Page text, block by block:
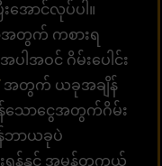
အောင်လုပ်ပါ။
ာ်အတွက် ကစားရ
ါအဝင် ဂိမ်းပေါင်း
အတွက် ယခုအချိန်
သောငွေအတွက်ဂိမ်း
န်ဘာယခုပဲ
းရန်နှင့် အမှန်တကယ်